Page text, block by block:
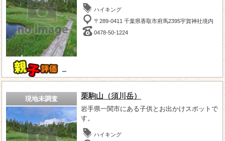
－
ハイキング
〒289-0411 千葉県香取市府馬2395宇賀神社境内
0478-50-1224
現地未調査 栗駒山（須川岳）
岩手県一関市にある子供とお出かけスポットで
す。
ハイキング